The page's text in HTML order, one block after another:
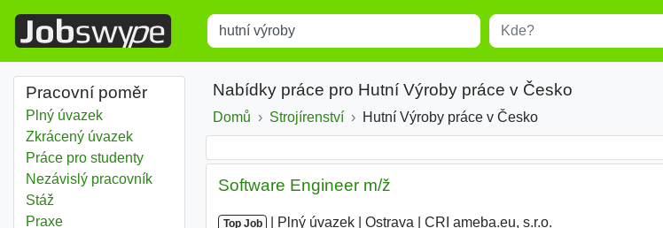
Title Místo
results.
Pracovní poměr
Plný úvazek
Zkrácený úvazek
Práce pro studenty
Nezávislý pracovník
Stáž
Praxe
Nabídky práce pro Hutní Výroby práce v Česko
Domů Strojírenství Hutní Výroby práce v Česko
Software Engineer m/ž
Top Job Plný úvazek Ostrava CRI ameba.eu, s.r.o.